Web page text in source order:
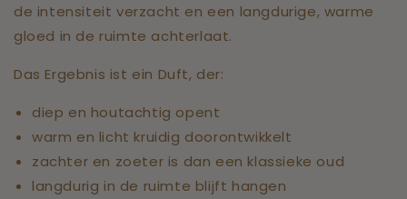
de intensiteit verzacht en een langdurige, warme
gloed in de ruimte achterlaat.
Das Ergebnis ist ein Duft, der:
diep en houtachtig opent
warm en licht kruidig doorontwikkelt
zachter en zoeter is dan een klassieke oud
langdurig in de ruimte blijft hangen